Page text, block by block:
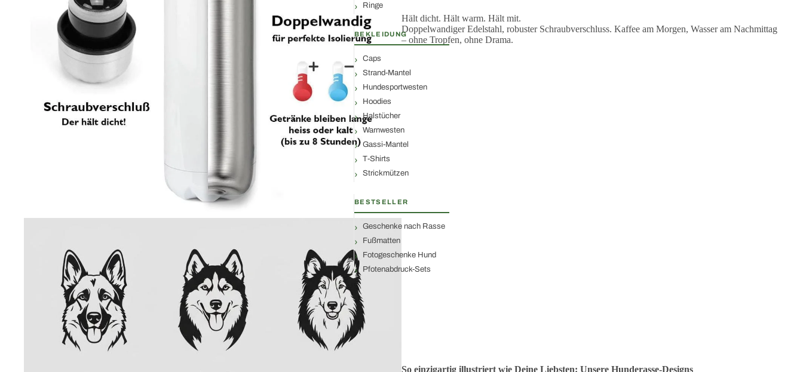
Ringe
BEKLEIDUNG
Caps
Strand-Mantel
Hundesportwesten
Hoodies
Halstücher
Warnwesten
Gassi-Mantel
T-Shirts
Strickmützen
BESTSELLER
Geschenke nach Rasse
Fußmatten
Fotogeschenke Hund
Pfotenabdruck-Sets
Hält dicht. Hält warm. Hält mit.
Doppelwandiger Edelstahl, robuster Schraubverschluss. Kaffee am Morgen, Wasser am Nachmittag
– ohne Tropfen, ohne Drama.
So einzigartig illustriert wie Deine Liebsten: Unsere Hunderasse-Designs